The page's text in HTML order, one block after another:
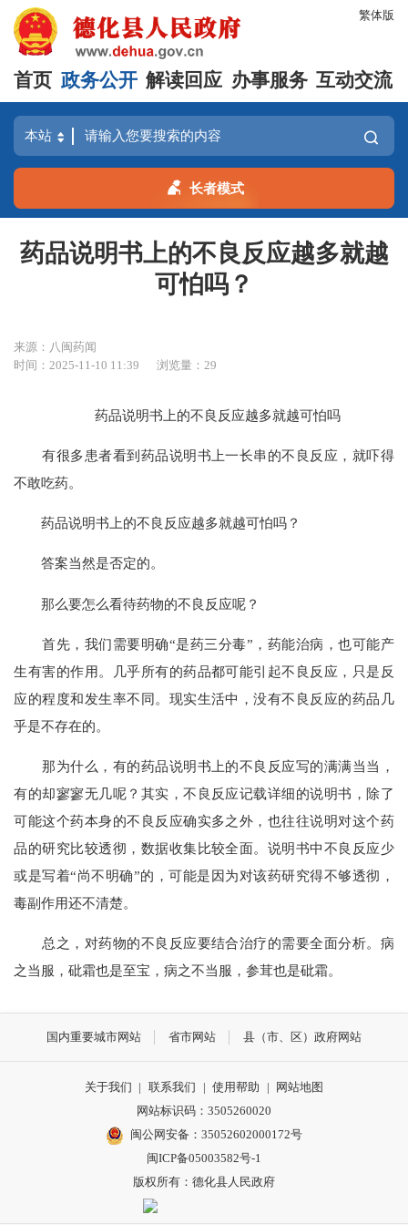
繁体版
首页 政务公开 解读回应 办事服务 互动交流
长者模式
药品说明书上的不良反应越多就越
可怕吗？
来源：八闽药闻
时间：2025-11-10 11:39
浏览量：29
药品说明书上的不良反应越多就越可怕吗
有很多患者看到药品说明书上一长串的不良反应，就吓得
不敢吃药。
药品说明书上的不良反应越多就越可怕吗？
答案当然是否定的。
那么要怎么看待药物的不良反应呢？
首先，我们需要明确“是药三分毒”，药能治病，也可能产
生有害的作用。几乎所有的药品都可能引起不良反应，只是反
应的程度和发生率不同。现实生活中，没有不良反应的药品几
乎是不存在的。
那为什么，有的药品说明书上的不良反应写的满满当当，
有的却寥寥无几呢？其实，不良反应记载详细的说明书，除了
可能这个药本身的不良反应确实多之外，也往往说明对这个药
品的研究比较透彻，数据收集比较全面。说明书中不良反应少
或是写着“尚不明确”的，可能是因为对该药研究得不够透彻，
毒副作用还不清楚。
总之，对药物的不良反应要结合治疗的需要全面分析。病
之当服，砒霜也是至宝，病之不当服，参茸也是砒霜。
国内重要城市网站 省市网站 县（市、区）政府网站
关于我们 | 联系我们 | 使用帮助 |
网站地图
网站标识码：3505260020
闽公网安备：35052602000172号
闽ICP备05003582号-1
版权所有：德化县人民政府